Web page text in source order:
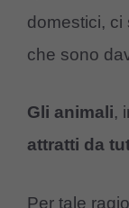
domestici, ci
che sono
Gli animali,
attratti da
Per tale